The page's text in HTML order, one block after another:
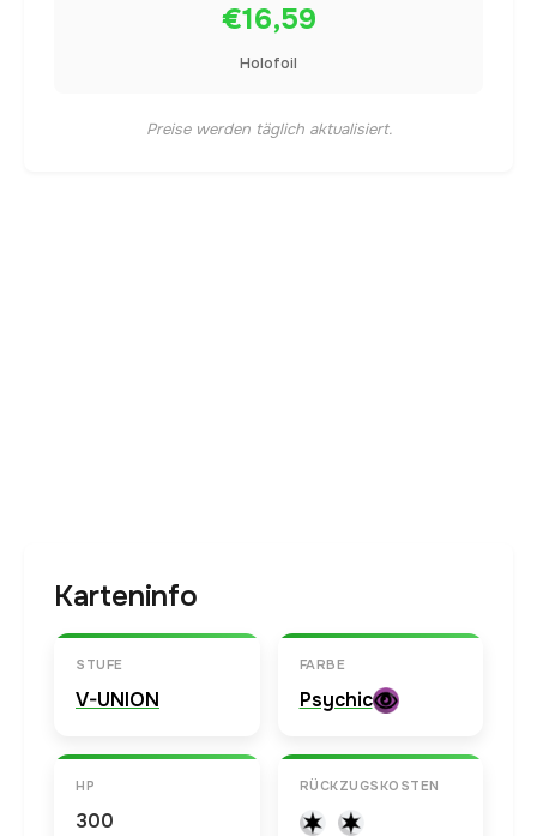
€16,59
Holofoil
Preise werden täglich aktualisiert.
Karteninfo
STUFE
V-UNION
FARBE
Psychic
HP
300
RÜCKZUGSKOSTEN